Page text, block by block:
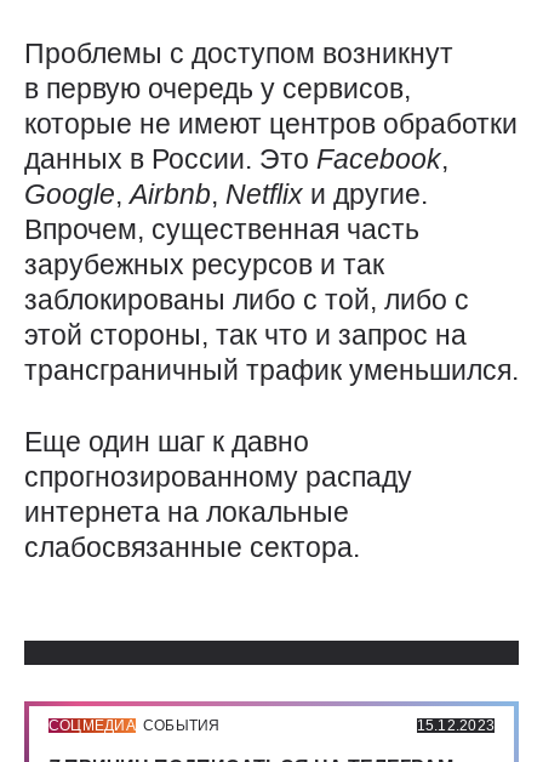
Проблемы с доступом возникнут
в первую очередь у сервисов,
которые не имеют центров обработки
данных в России. Это Facebook,
Google,Airbnb, Netflix и другие.
Впрочем, существенная часть
зарубежных ресурсов и так
заблокированы либо с той, либо с
этой стороны, так что и запрос на
трансграничный трафик уменьшился.
Еще один шаг к давно
спрогнозированному распаду
интернета на локальные
слабосвязанные сектора.
СОЦМЕДИА СОБЫТИЯ 15.12.2023